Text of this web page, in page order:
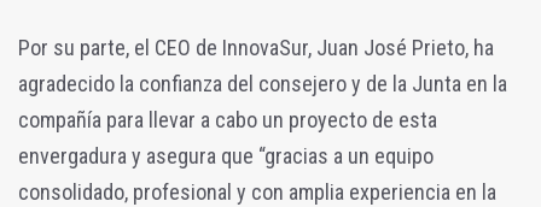
Por su parte, el CEO de InnovaSur, Juan José Prieto, ha
agradecido la confianza del consejero y de la Junta en la
compañía para llevar a cabo un proyecto de esta
envergadura y asegura que “gracias a un equipo
consolidado, profesional y con amplia experiencia en la